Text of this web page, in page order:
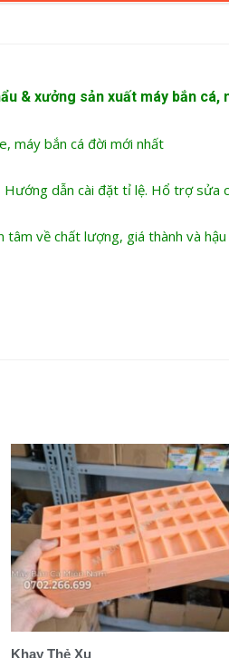
& xưởng sản xuất máy bắn cá,
máy bắn cá đời mới nhất
dẫn cài đặt tỉ lệ. Hổ trợ sửa
về chất lượng, giá thành và hậu
Khay Thẻ Xu